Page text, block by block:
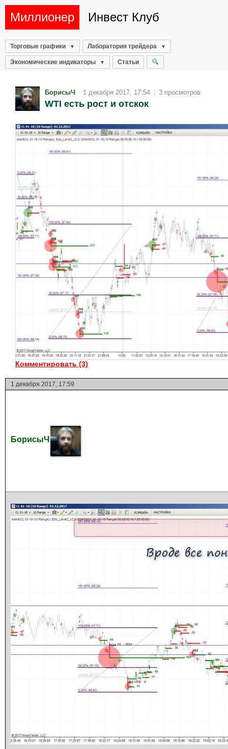
Миллионер Инвест Клуб
Торговые графики Лаборатория трейдера
Экономические индикаторы Статьи
БорисыЧ 1 декабря 2017, 17:54 | 3 просмотров
WTI есть рост и отскок
Комментировать (3)
1 декабря 2017, 17:59
БорисыЧ